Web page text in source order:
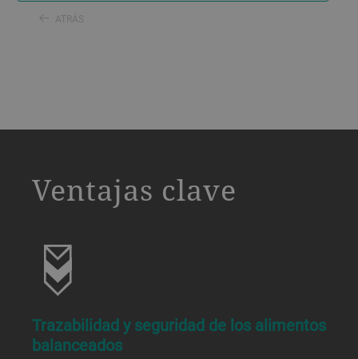
ATRÁS
Ventajas clave
Trazabilidad y seguridad de los alimentos
balanceados